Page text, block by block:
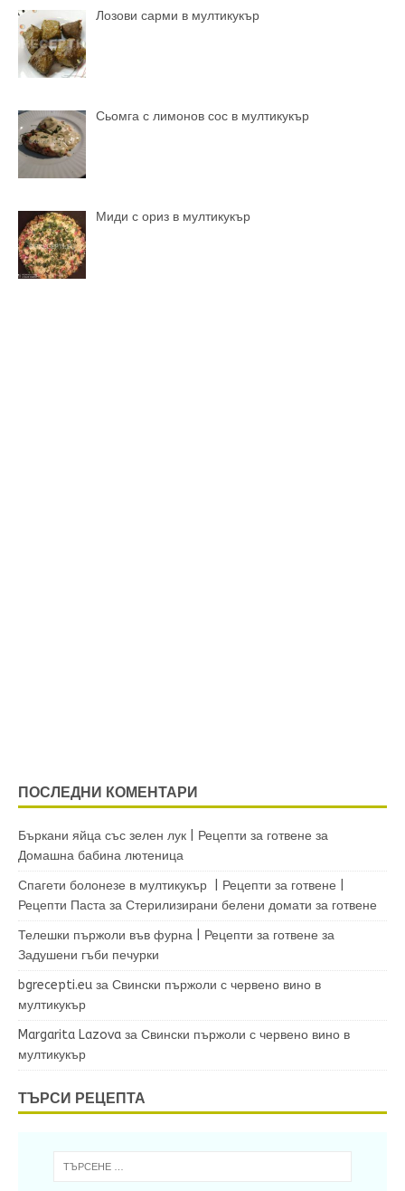
Лозови сарми в мултикукър
Сьомга с лимонов сос в мултикукър
Миди с ориз в мултикукър
ПОСЛЕДНИ КОМЕНТАРИ
Бъркани яйца със зелен лук | Рецепти за готвене за
Домашна бабина лютеница
Спагети болонезе в мултикукър | Рецепти за готвене |
Рецепти Паста за Стерилизирани белени домати за готвене
Телешки пържоли във фурна | Рецепти за готвене за
Задушени гъби печурки
bgrecepti.eu за Свински пържоли с червено вино в
мултикукър
Margarita Lazova за Свински пържоли с червено вино в
мултикукър
ТЪРСИ РЕЦЕПТА